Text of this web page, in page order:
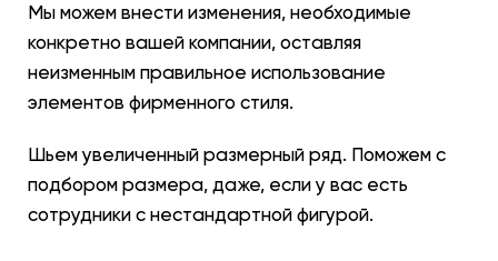
Мы можем внести изменения, необходимые
конкретно вашей компании, оставляя
неизменным правильное использование
элементов фирменного стиля.
Шьем увеличенный размерный ряд. Поможем с
подбором размера, даже, если у вас есть
сотрудники с нестандартной фигурой.